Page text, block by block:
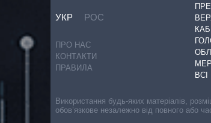
УКР РОС
ПРО НАС
КОНТАКТИ
ПРАВИЛА
Використання будь-яких матеріалів,
обов’язкове незалежно від повного або